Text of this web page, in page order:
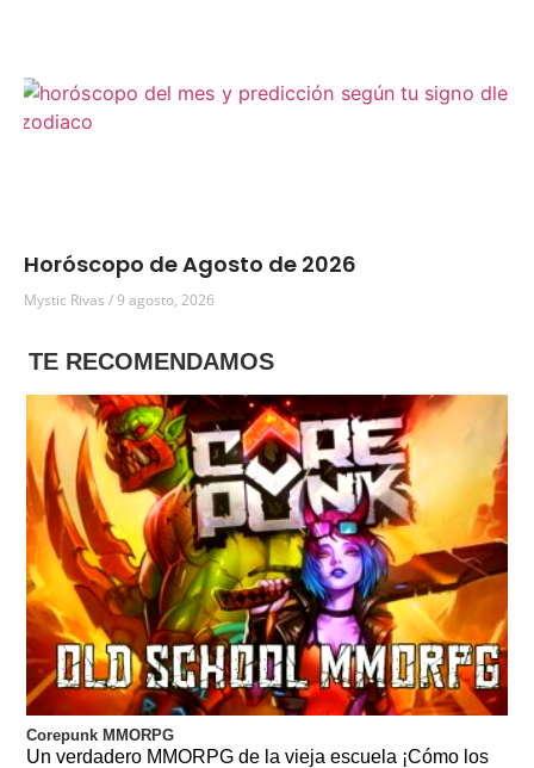
Horóscopo de Agosto de 2026
Mystic Rivas 9 agosto, 2026
TE RECOMENDAMOS
Corepunk MMORPG
Un verdadero MMORPG de la vieja escuela ¡Cómo los